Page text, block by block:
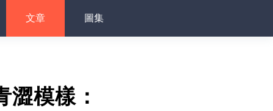
文章 圖集
模樣：